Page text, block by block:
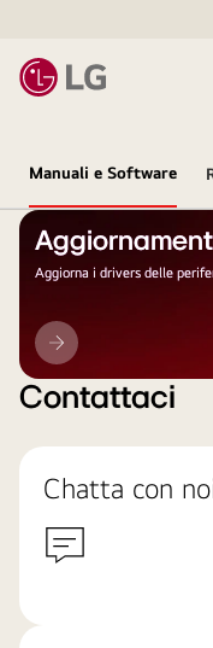
Manuali e Software
Aggiorna i drivers delle
Aggiornamento
LG
Contattaci
Chatta con